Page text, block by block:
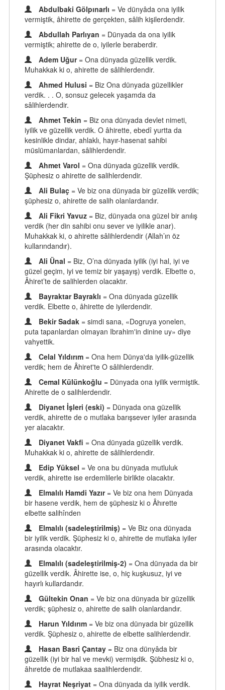
Abdulbaki Gölpınarlı = Ve dünyâda ona iyilik
vermiştik, âhirette de gerçekten, sâlih kişilerdendir.
Abdullah Parlıyan = Dünyada da ona iyilik
vermiştik; ahirette de o, iyilerle beraberdir.
Adem Uğur = Ona dünyada güzellik verdik.
Muhakkak ki o, ahirette de sâlihlerdendir.
Ahmed Hulusi = Biz Ona dünyada güzellikler
verdik. . . O, sonsuz gelecek yaşamda da
sâlihlerdendir.
Ahmet Tekin = Biz ona dünyada devlet nimeti,
iyilik ve güzellik verdik. O âhirette, ebedî yurtta da
kesinlikle dindar, ahlaklı, hayır-hasenat sahibi
müslümanlardan, sâlihlerdendir.
Ahmet Varol = Ona dünyada güzellik verdik.
Şüphesiz o ahirette de salihlerdendir.
Ali Bulaç = Ve biz ona dünyada bir güzellik verdik;
şüphesiz o, ahirette de salih olanlardandır.
Ali Fikri Yavuz = Biz, dünyada ona güzel bir anılış
verdik (her din sahibi onu sever ve iyilikle anar).
Muhakkak ki, o ahirette sâlihlerdendir (Allah’ın öz
kullarındandır).
Ali Ünal = Biz, O’na dünyada iyilik (iyi hal, iyi ve
güzel geçim, iyi ve temiz bir yaşayış) verdik. Elbette o,
Âhiret’te de salihlerden olacaktır.
Bayraktar Bayraklı = Ona dünyada güzellik
verdik. Elbette o, âhirette de iyilerdendir.
Bekir Sadak = simdi sana, «Dogruya yonelen,
puta tapanlardan olmayan Ibrahim'in dinine uy» diye
vahyettik.
Celal Yıldırım = Ona hem Dünya'da iyilik-güzellik
verdik; hem de Âhiret'te O sâlihlerdendir.
Cemal Külünkoğlu = Dünyada ona iyilik vermiştik.
Ahirette de o salihlerdendir.
Diyanet İşleri (eski) = Dünyada ona güzellik
verdik, ahirette de o mutlaka barışsever iyiler arasında
yer alacaktır.
Diyanet Vakfi = Ona dünyada güzellik verdik.
Muhakkak ki o, ahirette de sâlihlerdendir.
Edip Yüksel = Ve ona bu dünyada mutluluk
verdik, ahirette ise erdemlilerle birlikte olacaktır.
Elmalılı Hamdi Yazır = Ve biz ona hem Dünyada
bir hasene verdik, hem de şüphesiz ki o Âhırette
elbette salihînden
Elmalılı (sadeleştirilmiş) = Ve Biz ona dünyada
bir iyilik verdik. Şüphesiz ki o, ahirette de mutlaka iyiler
arasında olacaktır.
Elmalılı (sadeleştirilmiş-2) = Ona dünyada da bir
güzellik verdik. Âhirette ise, o, hiç kuşkusuz, iyi ve
hayırlı kullardandır.
Gültekin Onan = Ve biz ona dünyada bir güzellik
verdik; şüphesiz o, ahirette de salih olanlardandır.
Harun Yıldırım = Ve biz ona dünyada bir güzellik
verdik. Şüphesiz o, ahirette de elbette salihlerdendir.
Hasan Basri Çantay = Biz ona dünyâda bir
güzellik (iyi bir hal ve mevki) vermişdik. Şübhesiz ki o,
âhıretde de mutlakaa saalihlerdendir.
Hayrat Neşriyat = Ona dünyada da iyilik verdik.